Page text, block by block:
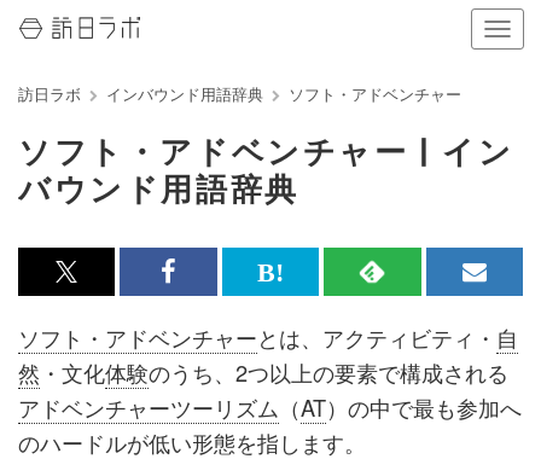
ナ
ビ
ョ
示
切
替
え
訪日ラボ インバウンド用語辞典 ソフト・アドベンチャー
ソフト・アドベンチャー | イン
バウンド用語辞典
x<br>
で
記
事
を
Facebook<br>
で
記
事
を
は
て
な
ブ
ッ
RSS
で
記
事
メ
ル
マ
ガ
ソフト・アドベンチャーとは、アクティビティ・ 自
然 ・文化体験のうち、2つ以上の要素で構成される
アドベンチャーツーリズム （AT）の中で最も参加へ
のハードルが低い形態を指します。